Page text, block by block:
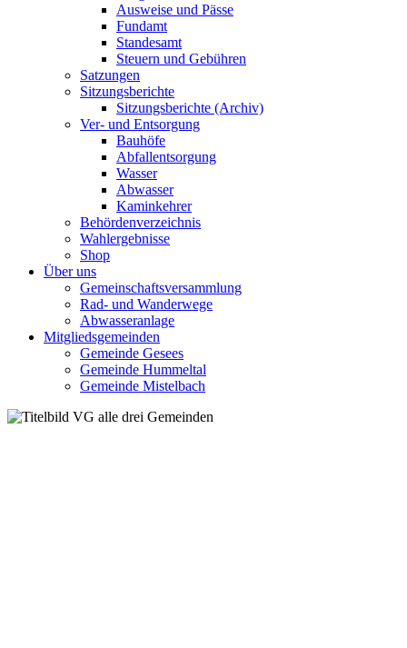
Ausweise und Pässe
Fundamt
Standesamt
Steuern und Gebühren
Satzungen
Sitzungsberichte
Sitzungsberichte (Archiv)
Ver- und Entsorgung
Bauhöfe
Abfallentsorgung
Wasser
Abwasser
Kaminkehrer
Behördenverzeichnis
Wahlergebnisse
Shop
Über uns
Gemeinschaftsversammlung
Rad- und Wanderwege
Abwasseranlage
Mitgliedsgemeinden
Gemeinde Gesees
Gemeinde Hummeltal
Gemeinde Mistelbach